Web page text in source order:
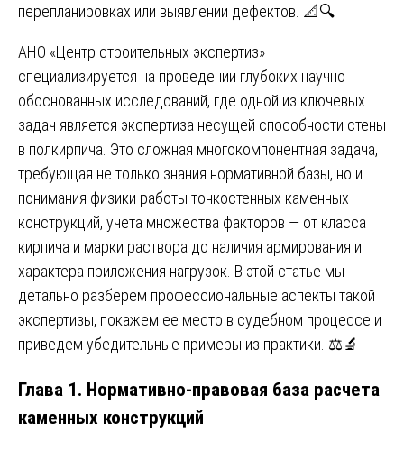
перепланировках или выявлении дефектов. 📐🔍
АНО «Центр строительных экспертиз»
специализируется на проведении глубоких научно
обоснованных исследований, где одной из ключевых
задач является экспертиза несущей способности стены
в полкирпича. Это сложная многокомпонентная задача,
требующая не только знания нормативной базы, но и
понимания физики работы тонкостенных каменных
конструкций, учета множества факторов — от класса
кирпича и марки раствора до наличия армирования и
характера приложения нагрузок. В этой статье мы
детально разберем профессиональные аспекты такой
экспертизы, покажем ее место в судебном процессе и
приведем убедительные примеры из практики. ⚖️🔬
Глава 1. Нормативно-правовая база расчета
каменных конструкций